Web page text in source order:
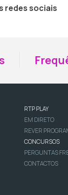
redes sociais
RTP PLAY
EM DIRETO
REVER
CONCURSOS
PERGUNTAS
CONTACTOS